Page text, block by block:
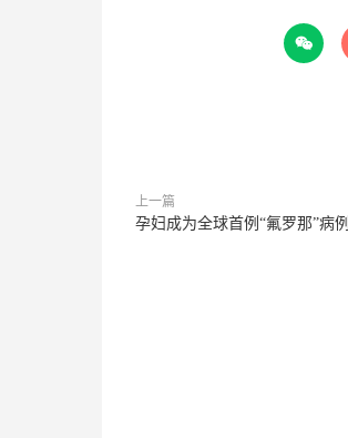

上一篇
孕妇成为全球首例“氟罗那”病例